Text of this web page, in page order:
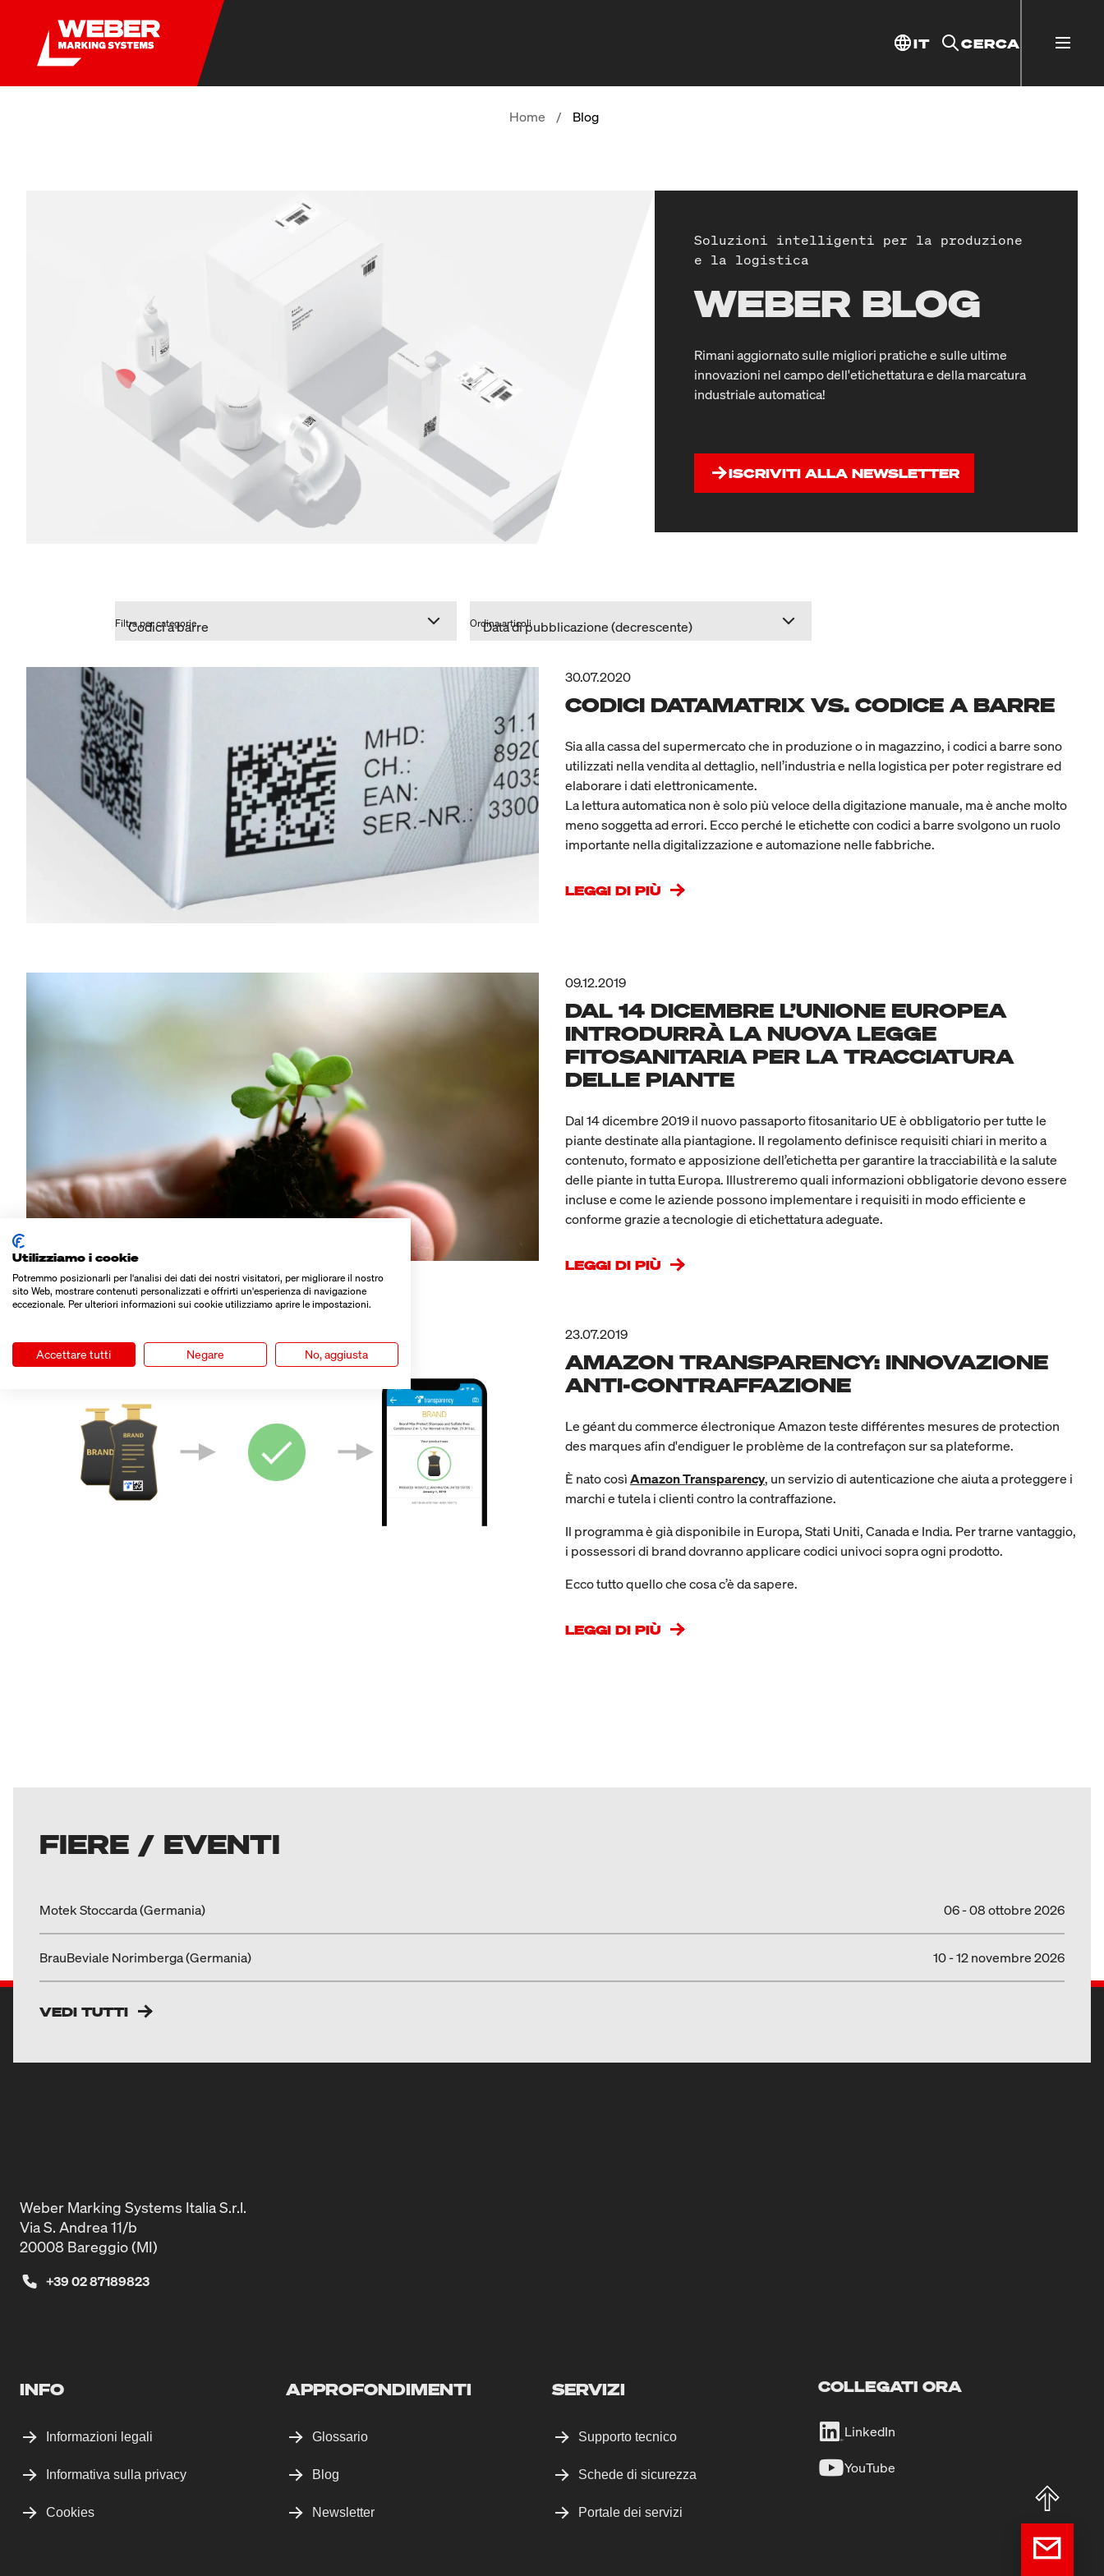
IT CERCA
Home / Blog
Soluzioni intelligenti per la produzione
e la logistica
WEBER BLOG
Rimani aggiornato sulle migliori pratiche e sulle ultime
innovazioni nel campo dell'etichettatura e della marcatura
industriale automatica!
ISCRIVITI ALLA NEWSLETTER
Filtra per categorie Ordina articoli
30.07.2020
CODICI DATAMATRIX VS. CODICE A BARRE
Sia alla cassa del supermercato che in produzione o in magazzino, i codici a barre sono
utilizzati nella vendita al dettaglio, nell’industria e nella logistica per poter registrare ed
elaborare i dati elettronicamente.
La lettura automatica non è solo più veloce della digitazione manuale, ma è anche molto
meno soggetta ad errori. Ecco perché le etichette con codici a barre svolgono un ruolo
importante nella digitalizzazione e automazione nelle fabbriche.
LEGGI DI PIÙ
09.12.2019
DAL 14 DICEMBRE L’UNIONE EUROPEA
INTRODURRÀ LA NUOVA LEGGE
FITOSANITARIA PER LA TRACCIATURA
DELLE PIANTE
Dal 14 dicembre 2019 il nuovo passaporto fitosanitario UE è obbligatorio per tutte le
piante destinate alla piantagione. Il regolamento definisce requisiti chiari in merito a
contenuto, formato e apposizione dell’etichetta per garantire la tracciabilità e la salute
delle piante in tutta Europa. Illustreremo quali informazioni obbligatorie devono essere
incluse e come le aziende possono implementare i requisiti in modo efficiente e
conforme grazie a tecnologie di etichettatura adeguate.
LEGGI DI PIÙ
23.07.2019
AMAZON TRANSPARENCY: INNOVAZIONE
ANTI-CONTRAFFAZIONE
Le géant du commerce électronique Amazon teste différentes mesures de protection
des marques afin d'endiguer le problème de la contrefaçon sur sa plateforme.
È nato cosìAmazon Transparency, un servizio di autenticazione che aiuta a proteggere i
marchi e tutela i clienti contro la contraffazione.
Il programma è già disponibile in Europa, Stati Uniti, Canada e India. Per trarne vantaggio,
i possessori di brand dovranno applicare codici univoci sopra ogni prodotto.
Ecco tutto quello che cosa c’è da sapere.
LEGGI DI PIÙ
FIERE / EVENTI
Motek Stoccarda (Germania) 06 - 08 ottobre 2026
BrauBeviale Norimberga (Germania) 10 - 12 novembre 2026
VEDI TUTTI
Weber Marking Systems Italia S.r.l.
Via S. Andrea 11/b
20008 Bareggio (MI)
+39 02 87189823
INFO
Informazioni legali
Informativa sulla privacy
Cookies
APPROFONDIMENTI
Glossario
Blog
Newsletter
SERVIZI
Supporto tecnico
Schede di sicurezza
Portale dei servizi
COLLEGATI ORA
LinkedIn
YouTube
Utilizziamo i cookie
Potremmo posizionarli per l'analisi dei dati dei nostri visitatori, per migliorare il nostro
sito Web, mostrare contenuti personalizzati e offrirti un'esperienza di navigazione
eccezionale. Per ulteriori informazioni sui cookie utilizziamo aprire le impostazioni.
Accettare tutti Negare No, aggiusta